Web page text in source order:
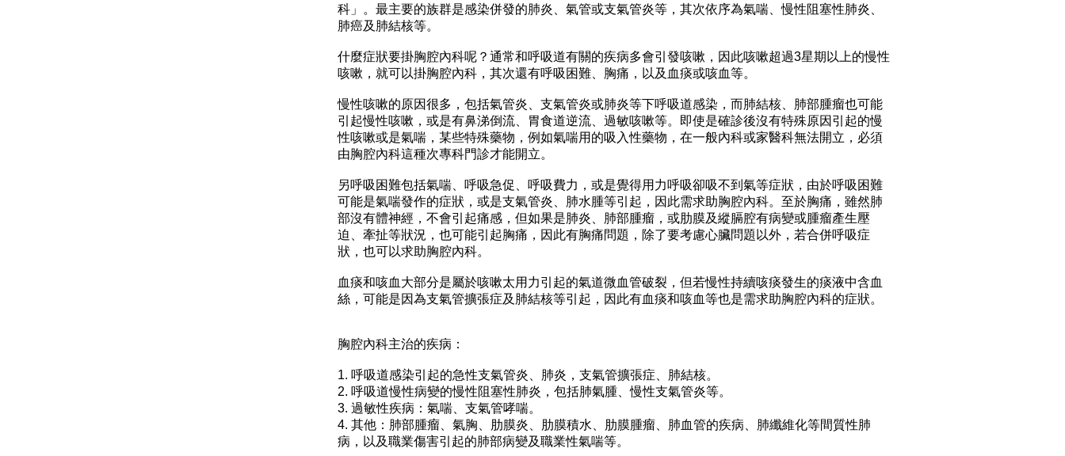
科」。最主要的族群是感染併發的肺炎、氣管或支氣管炎等，其次依序為氣喘、慢性阻塞性肺炎、
肺癌及肺結核等。
什麼症狀要掛胸腔內科呢？通常和呼吸道有關的疾病多會引發咳嗽，因此咳嗽超過3星期以上的慢性
咳嗽，就可以掛胸腔內科，其次還有呼吸困難、胸痛，以及血痰或咳血等。
慢性咳嗽的原因很多，包括氣管炎、支氣管炎或肺炎等下呼吸道感染，而肺結核、肺部腫瘤也可能
引起慢性咳嗽，或是有鼻涕倒流、胃食道逆流、過敏咳嗽等。即使是確診後沒有特殊原因引起的慢
性咳嗽或是氣喘，某些特殊藥物，例如氣喘用的吸入性藥物，在一般內科或家醫科無法開立，必須
由胸腔內科這種次專科門診才能開立。
另呼吸困難包括氣喘、呼吸急促、呼吸費力，或是覺得用力呼吸卻吸不到氣等症狀，由於呼吸困難
可能是氣喘發作的症狀，或是支氣管炎、肺水腫等引起，因此需求助胸腔內科。至於胸痛，雖然肺
部沒有體神經，不會引起痛感，但如果是肺炎、肺部腫瘤，或肋膜及縱膈腔有病變或腫瘤產生壓
迫、牽扯等狀況，也可能引起胸痛，因此有胸痛問題，除了要考慮心臟問題以外，若合併呼吸症
狀，也可以求助胸腔內科。
血痰和咳血大部分是屬於咳嗽太用力引起的氣道微血管破裂，但若慢性持續咳痰發生的痰液中含血
絲，可能是因為支氣管擴張症及肺結核等引起，因此有血痰和咳血等也是需求助胸腔內科的症狀。
胸腔內科主治的疾病：
1. 呼吸道感染引起的急性支氣管炎、肺炎，支氣管擴張症、肺結核。
2. 呼吸道慢性病變的慢性阻塞性肺炎，包括肺氣腫、慢性支氣管炎等。
3. 過敏性疾病：氣喘、支氣管哮喘。
4. 其他：肺部腫瘤、氣胸、肋膜炎、肋膜積水、肋膜腫瘤、肺血管的疾病、肺纖維化等間質性肺
病，以及職業傷害引起的肺部病變及職業性氣喘等。